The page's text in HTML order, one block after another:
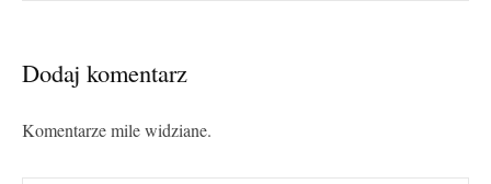
Dodaj komentarz
Komentarze mile widziane.